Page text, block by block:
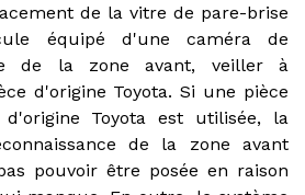
de la vitre de pare-brise
équipé d'une caméra de
de la zone avant, veiller à
d'origine Toyota. Si une pièce
Toyota est utilisée, la
de la zone avant
pouvoir être posée en raison